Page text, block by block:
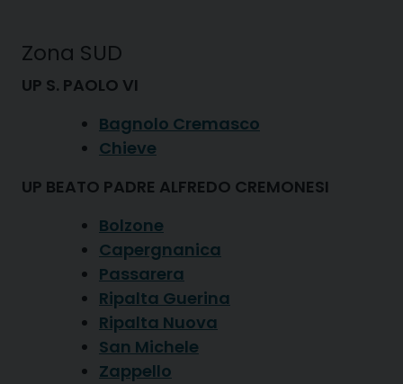
Zona SUD
UP S. PAOLO VI
Bagnolo Cremasco
Chieve
UP BEATO PADRE ALFREDO CREMONESI
Bolzone
Capergnanica
Passarera
Ripalta Guerina
Ripalta Nuova
San Michele
Zappello